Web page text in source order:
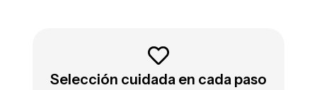
Selección cuidada en cada paso